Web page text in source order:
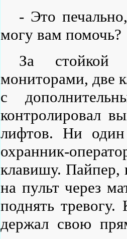
- Это
могу вам помочь?
За стойкой
мониторами, две
с
контролировал
лифтов. Ни
охранник-
клавишу. Пайпер,
на пульт через
поднять
держал свою